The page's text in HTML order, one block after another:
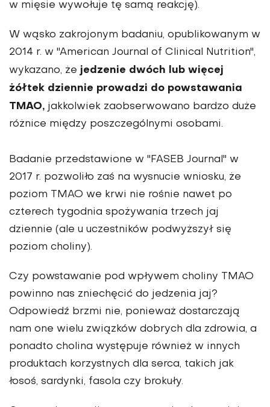
w mięsie wywołuje tę samą reakcję).
W wąsko zakrojonym badaniu, opublikowanym w
2014 r. w "American Journal of Clinical Nutrition",
wykazano, że jedzenie dwóch lub więcej
żółtek dziennie prowadzi do powstawania
TMAO, jakkolwiek zaobserwowano bardzo duże
różnice między poszczególnymi osobami.
Badanie przedstawione w "FASEB Journal" w
2017 r. pozwoliło zaś na wysnucie wniosku, że
poziom TMAO we krwi nie rośnie nawet po
czterech tygodnia spożywania trzech jaj
dziennie (ale u uczestników podwyższył się
poziom choliny).
Czy powstawanie pod wpływem choliny TMAO
powinno nas zniechęcić do jedzenia jaj?
Odpowiedź brzmi nie, ponieważ dostarczają
nam one wielu związków dobrych dla zdrowia, a
ponadto cholina występuje również w innych
produktach korzystnych dla serca, takich jak
łosoś, sardynki, fasola czy brokuły.